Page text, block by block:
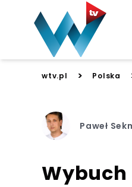
wtv.pl > Polska
Paweł
Wybuch